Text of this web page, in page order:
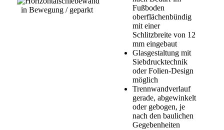
Fußboden
oberflächenbündig
mit einer
Schlitzbreite von 12
mm eingebaut
Glasgestaltung mit
Siebdrucktechnik
oder Folien-Design
möglich
Trennwandverlauf
gerade, abgewinkelt
oder gebogen, je
nach den baulichen
Gegebenheiten
in Bewegung / geparkt